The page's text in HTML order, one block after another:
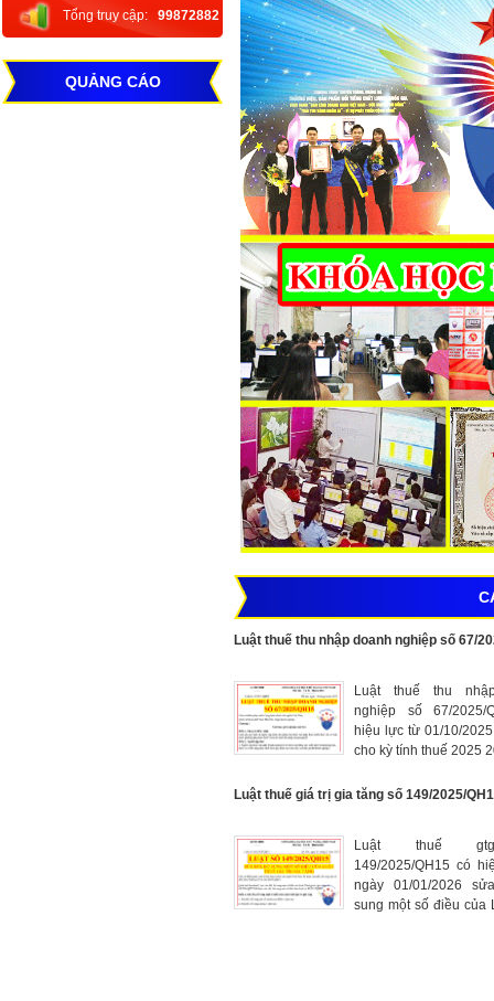
Tổng truy cập: 99872882
QUẢNG CÁO
Luật thuế thu nhập doanh nghiệp số 67/
Luật thuế thu
nghiệp số 67/2025/
hiệu lực từ 01/10/
cho kỳ tính thuế 2025
Luật thuế giá trị gia tăng số 149/2025/
Luật thuế
149/2025/QH15 có
ngày 01/01/2026
sung một số điều của